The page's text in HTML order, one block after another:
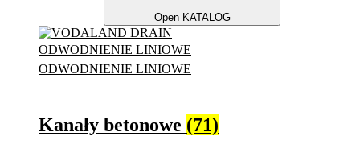
Open KATALOG
ODWODNIENIE LINIOWE
ODWODNIENIE LINIOWE
Kanały betonowe (71)